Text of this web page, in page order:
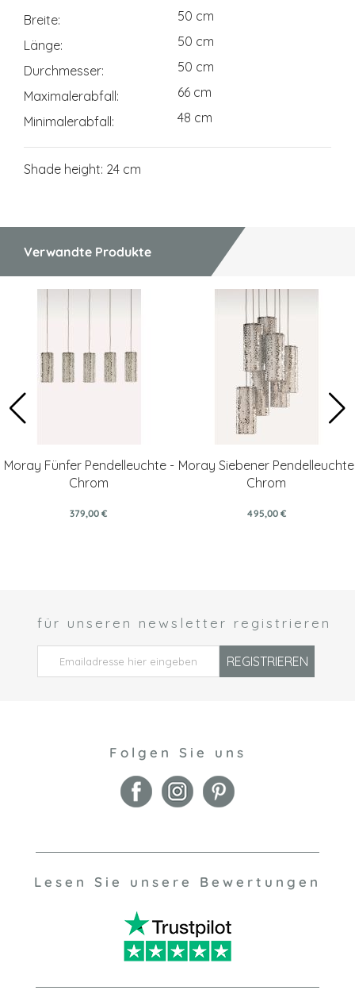
Breite
50 cm
Länge
50 cm
Durchmesser
50 cm
Maximalerabfall
66 cm
Minimalerabfall
48 cm
Shade height: 24 cm
Verwandte Produkte
Moray Fünfer Pendelleuchte -
Chrom
379,00 €
Moray Siebener Pendelleuchte
Chrom
495,00 €
für unseren newsletter registrieren
REGISTRIEREN
Folgen Sie uns
Lesen Sie unsere Bewertungen